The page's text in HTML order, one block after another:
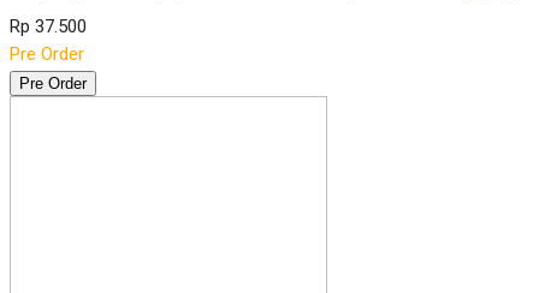
Rp 37.500
Pre Order
Pre Order